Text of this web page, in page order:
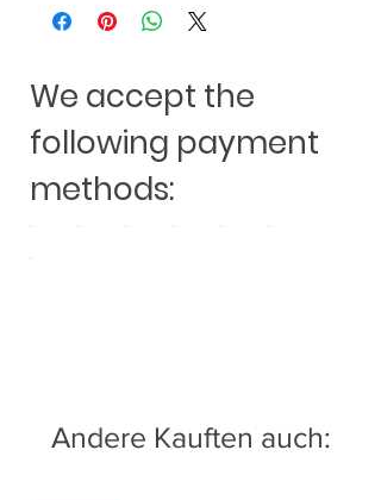
Am Breilingsweg 3
We accept the
following payment
methods:
Andere Kauften auch: